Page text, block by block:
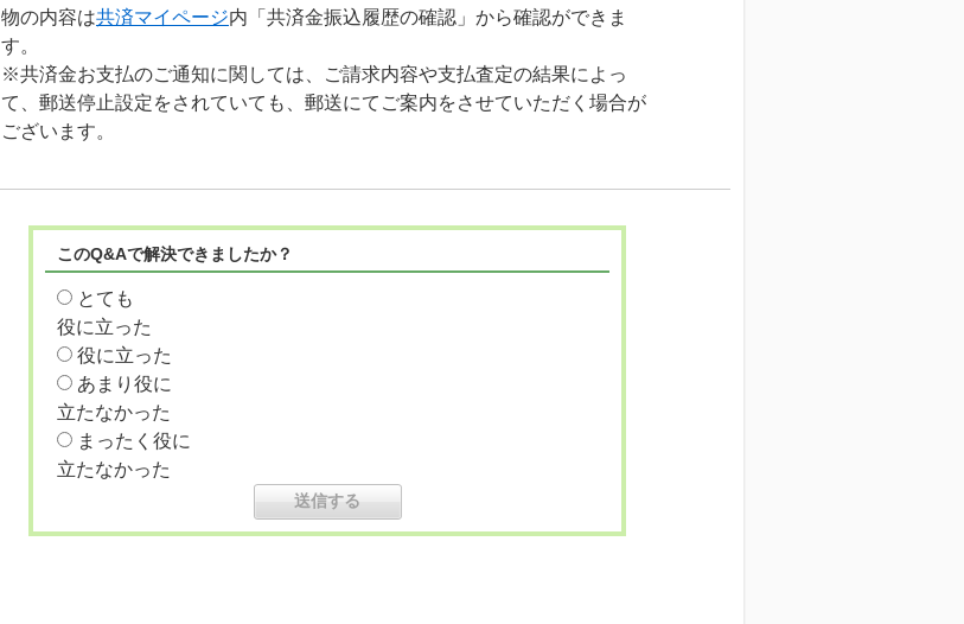
物の内容は共済マイページ内「共済金振込履歴の確認」から確認ができま
す。
※共済金お支払のご通知に関しては、ご請求内容や支払査定の結果によっ
て、郵送停止設定をされていても、郵送にてご案内をさせていただく場合が
ございます。
このQ&Aで解決できましたか？
とても
役に立った
役に立った
あまり役に
立たなかった
まったく役に
立たなかった